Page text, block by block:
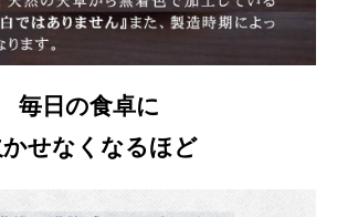
毎日の食卓に
かせなくなるほど